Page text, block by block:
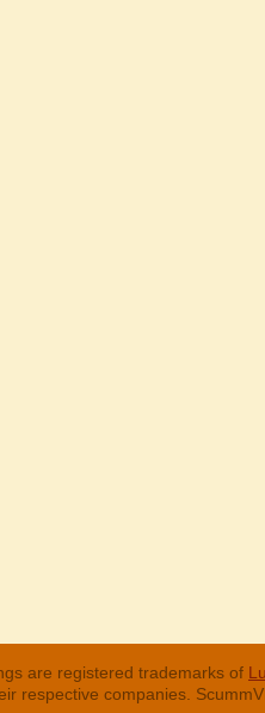
are registered trademarks of
respective companies.